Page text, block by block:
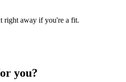
right away if you're a fit.
you?